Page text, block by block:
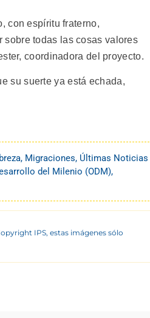
con espíritu fraterno,
todas las cosas valores
coordinadora del proyecto.
su suerte ya está echada,
, Migraciones, Últimas Noticias
del Milenio (ODM),
IPS, estas imágenes sólo